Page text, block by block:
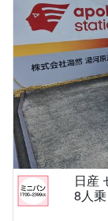
日産
8人乗